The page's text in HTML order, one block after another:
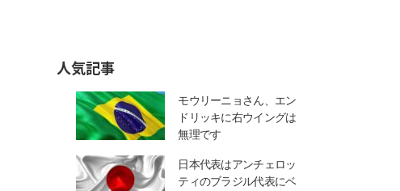
人気記事
モウリーニョさん、エン
ドリッキに右ウイングは
無理です
日本代表はアンチェロッ
ティのブラジル代表にベ